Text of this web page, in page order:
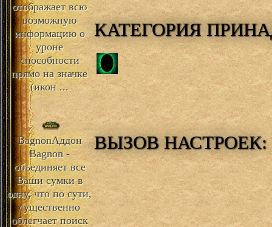
отображает всю
возможную
информацию о
уроне
способности
прямо на значке
(икон ...
BagnonАддон
Bagnon -
объединяет все
Ваши сумки в
одну, что по сути,
существенно
облегчает поиск
КАТЕГОРИЯ
ВЫЗОВ НАСТРОЕК: